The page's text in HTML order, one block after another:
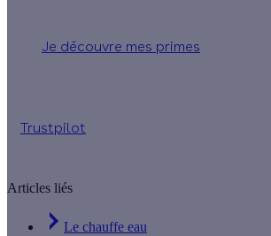
Je découvre mes primes
Trustpilot
Articles liés
Le chauffe eau